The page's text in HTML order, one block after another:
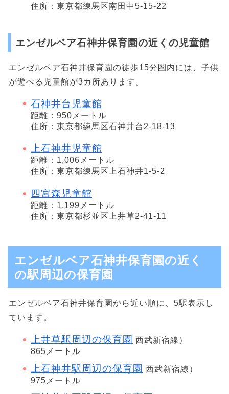
住所：東京都練馬区南田中5-15-22
エンゼルベア石神井保育園の近くの児童館
エンゼルベア石神井保育園の徒歩15分圏内には、子供
が遊べる児童館が3カ所あります。
石神井台児童館
距離：950メートル
住所：東京都練馬区石神井台2-18-13
上石神井児童館
距離：1,006メートル
住所：東京都練馬区上石神井1-5-2
四宮森児童館
距離：1,199メートル
住所：東京都杉並区上井草2-41-11
エンゼルベア石神井保育園の近く
の駅周辺の保育園
エンゼルベア石神井保育園から近い順に、5駅表示し
ています。
上井草駅周辺の保育園 西武新宿線）
865メートル
上石神井駅周辺の保育園 西武新宿線）
975メートル